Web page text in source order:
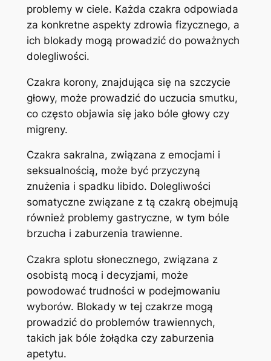
problemy w ciele. Każda czakra odpowiada
za konkretne aspekty zdrowia fizycznego, a
ich blokady mogą prowadzić do poważnych
dolegliwości.
Czakra korony, znajdująca się na szczycie
głowy, może prowadzić do uczucia smutku,
co często objawia się jako bóle głowy czy
migreny.
Czakra sakralna, związana z emocjami i
seksualnością, może być przyczyną
znużenia i spadku libido. Dolegliwości
somatyczne związane z tą czakrą obejmują
również problemy gastryczne, w tym bóle
brzucha i zaburzenia trawienne.
Czakra splotu słonecznego, związana z
osobistą mocą i decyzjami, może
powodować trudności w podejmowaniu
wyborów. Blokady w tej czakrze mogą
prowadzić do problemów trawiennych,
takich jak bóle żołądka czy zaburzenia
apetytu.